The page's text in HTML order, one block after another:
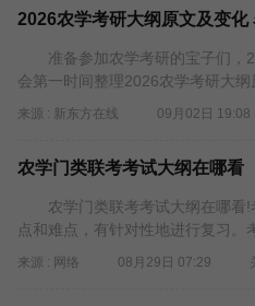
2026农学考研大纲原文及变化
准备参加农学考研的宝子们，
会第一时间整理2026农学考研大
来源 : 新东方在线 09月02日 19:08
农学门类联考考试大纲在哪看
农学门类联考考试大纲在哪看!
点和难点，有针对性地进行复习
来源 : 网络 08月29日 07:29